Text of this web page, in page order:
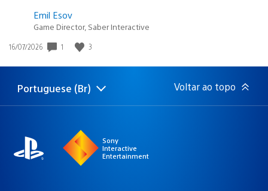
Emil Esov
Game Director, Saber Interactive
Data
publicação:
16/07/2026 1 3
Selecione
uma
Região
atual:
Portuguese (Br) Voltar ao topo
Sony
Interactive
Entertainment